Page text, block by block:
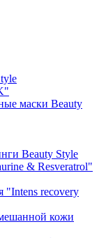
маски Beauty
Beauty Style
& Resveratrol"
"Intens recovery
кожи